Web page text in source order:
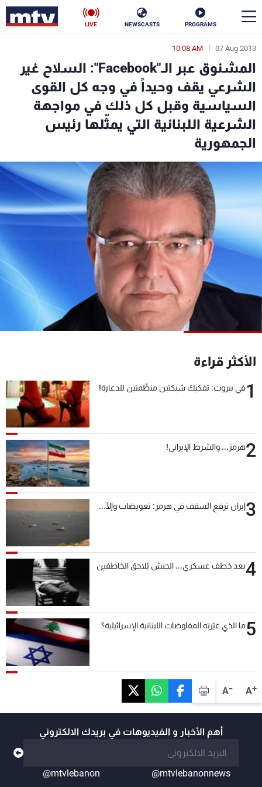
PROGRAMS
NEWSCASTS
LIVE
A+
A-
07 Aug 2013
10:08 AM
المشنوق عبر الـ"Facebook": السلاح غير
الشرعي يقف وحيداً في وجه كل القوى
السياسية وقبل كل ذلك في مواجهة
الشرعية اللبنانية التي يمثّلها رئيس
الجمهورية
الأكثر قراءة
1في بيروت: تفكيك شبكتين منظّمتين للدعارة!
2هرمز... والشرط الإيراني!
3إيران ترفع السقف في هرمز: تعويضات وإلّا...
4بعد خطف عسكري... الجيش يُلاحق الخاطفين
5ما الذي غيّرته المفاوضات اللبنانية الإسرائيلية؟
أهم الأخبار و الفيديوهات في بريدك الالكتروني
@mtvlebanonnews
@mtvlebanon
en
الأخبار
سياسة ناس
إقتصاد فن
منوعات رياضة
كأس العالم
البرامج
جدول البرامج
شاهد البرامج
الترددات
عن MTV
لاعلاناتكم
وظائف